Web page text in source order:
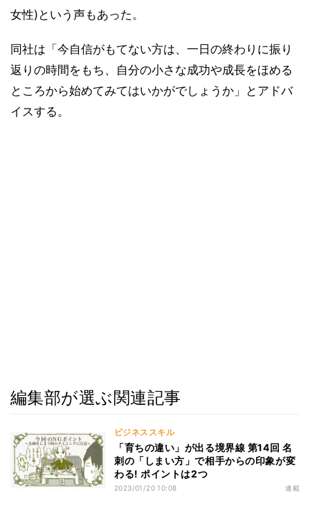
女性)という声もあった。
同社は「今自信がもてない方は、一日の終わりに振り
返りの時間をもち、自分の小さな成功や成長をほめる
ところから始めてみてはいかがでしょうか」とアドバ
イスする。
編集部が選ぶ関連記事
ビジネススキル
「育ちの違い」が出る境界線 第14回 名
刺の「しまい方」で相手からの印象が変
わる! ポイントは2つ
2023/01/20 10:08 連載